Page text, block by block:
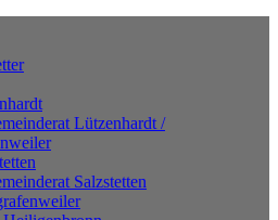
Lützenhardt /
Salzstetten